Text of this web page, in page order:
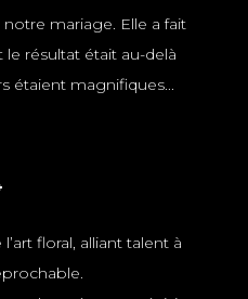
mariage. Elle a fait
résultat était au-delà
étaient magnifiques...
floral, alliant talent à